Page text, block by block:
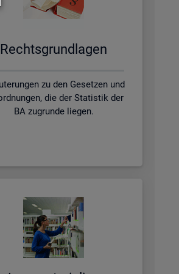
Rechts­grund­la­gen
zu den Gesetzen und
die der Statistik der
BA zugrunde liegen.